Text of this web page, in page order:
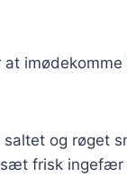
imødekomme
og røget
frisk ingefær